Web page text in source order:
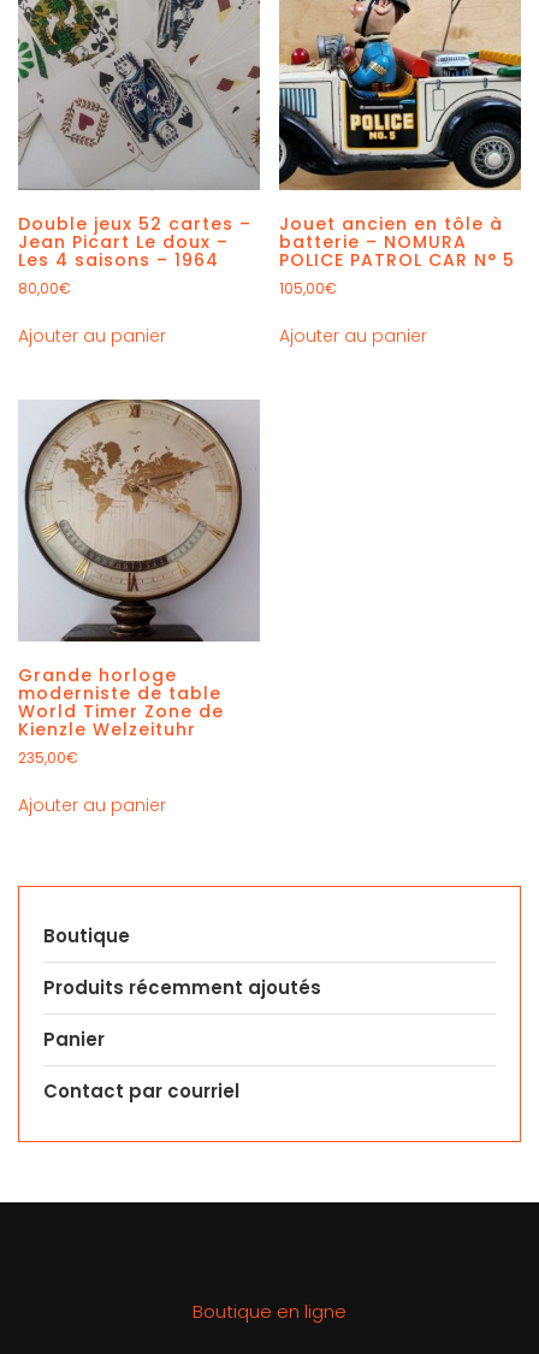
Double jeux 52 cartes –
Jean Picart Le doux –
Les 4 saisons – 1964
80,00€
Ajouter au panier
Jouet ancien en tôle à
batterie – NOMURA
POLICE PATROL CAR N° 5
105,00€
Ajouter au panier
Grande horloge
moderniste de table
World Timer Zone de
Kienzle Welzeituhr
235,00€
Ajouter au panier
Boutique
Produits récemment ajoutés
Panier
Contact par courriel
Boutique en ligne